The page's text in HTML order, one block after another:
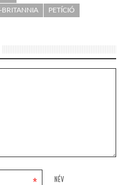
BRITANNIA
PETÍCIÓ
NÉV